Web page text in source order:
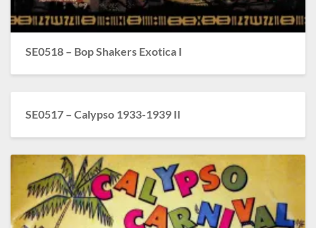
SE0518 – Bop Shakers Exotica I
SE0517 – Calypso 1933-1939 II